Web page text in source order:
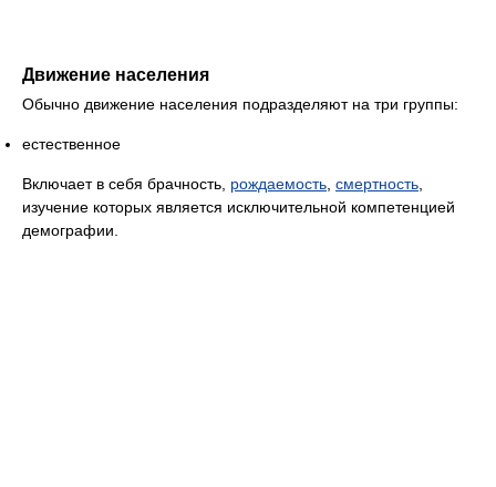
Движение населения
Обычно движение населения подразделяют на три группы:
естественное
Включает в себя брачность, рождаемость смертность
изучение которых является исключительной компетенцией
демографии.